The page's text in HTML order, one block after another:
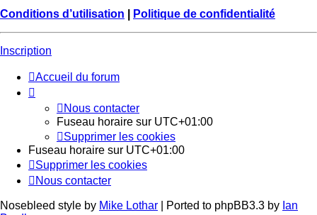
Conditions d’utilisation
Politique de confidentialité
Inscription
Accueil du forum
Nous contacter
Fuseau horaire sur UTC+01:00
Supprimer les cookies
Fuseau horaire sur UTC+01:00
Supprimer les cookies
Nous contacter
Nosebleed style by Mike Lothar | Ported to phpBB3.3 by Ian